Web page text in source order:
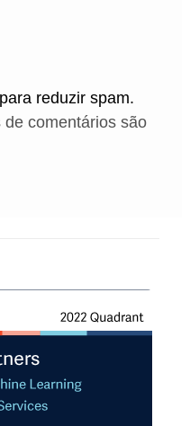
reduzir spam.
comentários são